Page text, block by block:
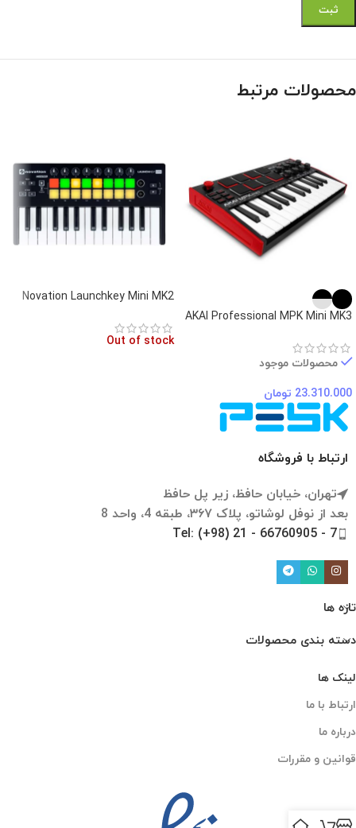
محصولات مرتبط
AKAI Professional MPK Mini MK3
محصولات موجود
23.310.000 تومان
Novation Launchkey Mini MK2
Out of stock
ارتباط با فروشگاه
تهران، خیابان حافظ، زیر پل حافظ
بعد از نوفل لوشاتو، پلاک ۳۶۷، طبقه 4، واحد 8
Tel: (+98) 21 - 66760905 - 7
تازه ها
دسته بندی محصولات
لینک ها
ارتباط با ما
درباره ما
قوانین و مقررات